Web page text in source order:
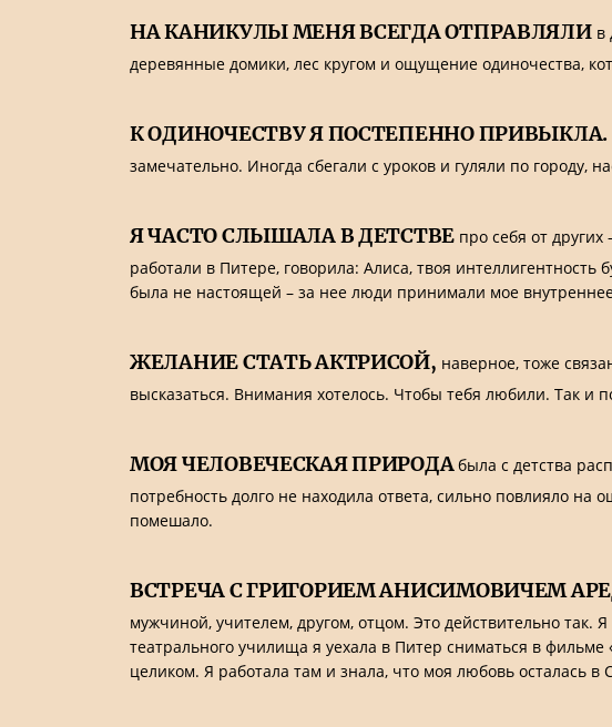
НА КАНИКУЛЫ МЕНЯ ВСЕГДА ОТПРАВЛЯЛИв
деревянные домики, лес кругом и ощущение одиночества,
К ОДИНОЧЕСТВУ Я ПОСТЕПЕННО ПРИВЫКЛА.
замечательно. Иногда сбегали с уроков и гуляли по городу,
Я ЧАСТО СЛЫШАЛА В ДЕТСТВЕ про себя от
работали в Питере, говорила: Алиса, твоя
была не настоящей – за нее люди принимали мое
ЖЕЛАНИЕ СТАТЬ АКТРИСОЙ, наверное, тоже
высказаться. Внимания хотелось. Чтобы тебя любили. Так
МОЯ ЧЕЛОВЕЧЕСКАЯ ПРИРОДАбыла с детства
потребность долго не находила ответа, сильно повлияло
помешало.
ВСТРЕЧА С ГРИГОРИЕМ АНИСИМОВИЧЕМ
мужчиной, учителем, другом, отцом. Это действительно так.
театрального училища я уехала в Питер сниматься в
целиком. Я работала там и знала, что моя любовь осталась в